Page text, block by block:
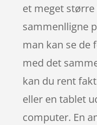
et meget
sammenlligne
man kan se de
med det
kan du rent
eller en tablet
computer. En